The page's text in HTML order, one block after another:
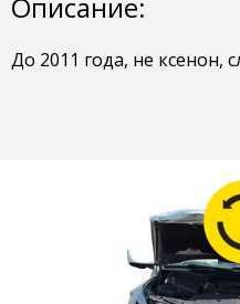
До 2011 года, не ксенон,